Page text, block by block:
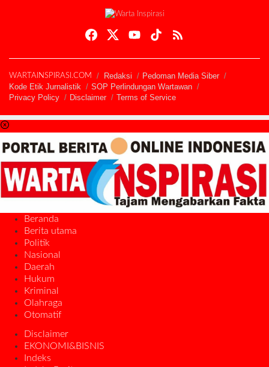
WARTAINSPIRASI.COM Redaksi
Pedoman Media Siber
Kode Etik Jurnalistik
SOP Perlindungan Wartawan
Privacy Policy
Disclaimer Terms of Service
Beranda
Berita utama
Politik
Nasional
Daerah
Hukum
Kriminal
Olahraga
Otomatif
Disclaimer
EKONOMI&BISNIS
Indeks